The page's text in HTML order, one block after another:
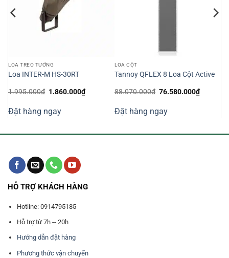
LOA TREO TƯỜNG
Loa INTER-M HS-30RT
1.995.000₫ Giá
1.995.000₫.
1.860.000₫Giá
hiện
1.860.000₫.
Đặt hàng ngay
LOA CỘT
Tannoy QFLEX 8 Loa Cột Active
88.070.000₫ Giá
88.070.000₫.
76.580.000₫Giá
hiện
Đặt hàng ngay
HỖ TRỢ KHÁCH HÀNG
Hotline: 0914795185
Hỗ trợ từ 7h -- 20h
Hướng dẫn đặt hàng
Phương thức vận chuyển